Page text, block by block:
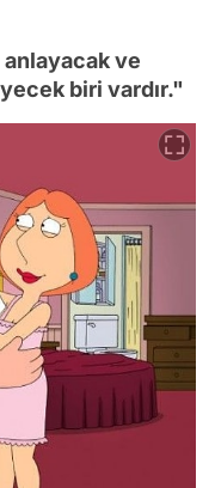
anlayacak ve
biri vardır."